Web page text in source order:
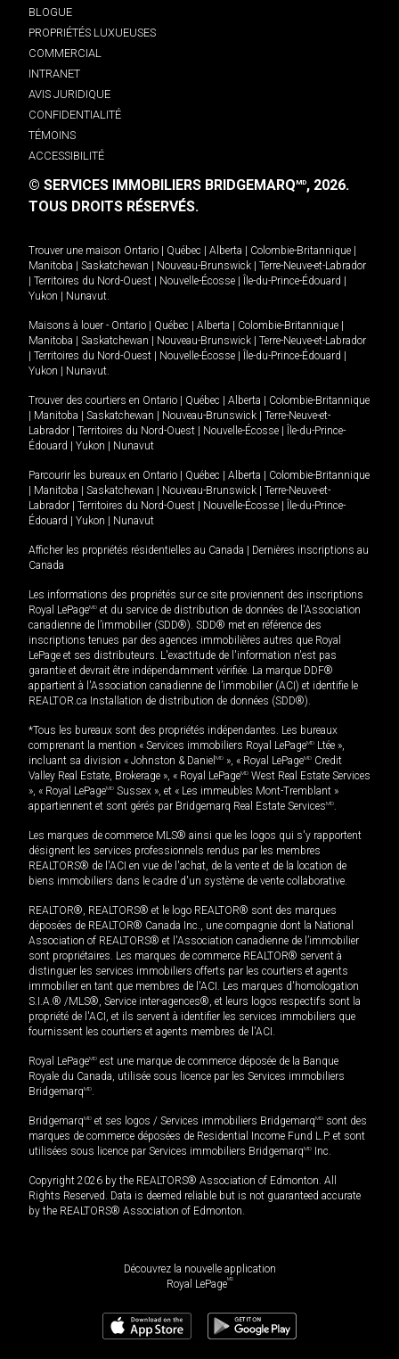
BLOGUE
PROPRIÉTÉS LUXUEUSES
COMMERCIAL
INTRANET
AVIS JURIDIQUE
CONFIDENTIALITÉ
TÉMOINS
ACCESSIBILITÉ
© SERVICES IMMOBILIERS BRIDGEMARQMD, 2026.
TOUS DROITS RÉSERVÉS.
Trouver une maison Ontario Québec Alberta Colombie-Britannique
Manitoba
Saskatchewan Nouveau-Brunswick
Terre-Neuve-et-Labrador
Territoires du Nord-Ouest Nouvelle-Écosse Île-du-Prince-Édouard
Yukon
Nunavut.
Maisons à louer - Ontario Québec Alberta Colombie-Britannique
Manitoba
Saskatchewan Nouveau-Brunswick
Terre-Neuve-et-Labrador
Territoires du Nord-Ouest Nouvelle-Écosse Île-du-Prince-Édouard
Yukon
Nunavut.
Trouver des courtiers en Ontario Québec Alberta
Colombie-Britannique
Manitoba Saskatchewan Nouveau-Brunswick
Terre-Neuve-et-
Labrador
Territoires du Nord-Ouest Nouvelle-Écosse
Île-du-Prince-
Édouard
Yukon Nunavut
Parcourir les bureaux en Ontario Québec Alberta
Colombie-Britannique
Manitoba Saskatchewan Nouveau-Brunswick
Terre-Neuve-et-
Labrador
Territoires du Nord-Ouest Nouvelle-Écosse
Île-du-Prince-
Édouard
Yukon Nunavut
Afficher les propriétés résidentielles au Canada
Dernières inscriptions au
Canada
Les informations des propriétés sur ce site proviennent des inscriptions
Royal LePageMD et du service de distribution de données de l'Association
canadienne de l’immobilier (SDD®). SDD® met en référence des
inscriptions tenues par des agences immobilières autres que Royal
LePage et ses distributeurs. L'exactitude de l'information n'est pas
garantie et devrait être indépendamment vérifiée. La marque DDF®
appartient à l'Association canadienne de l’immobilier (ACI) et identifie le
REALTOR.ca Installation de distribution de données (SDD®).
*Tous les bureaux sont des propriétés indépendantes. Les bureaux
comprenant la mention « Services immobiliers Royal LePageMD Ltée »,
incluant sa division « Johnston & Daniel MD », « Royal LePageMD Credit
Valley Real Estate, Brokerage », « Royal LePageMD West Real Estate Services
», « Royal LePageMD Sussex », et « Les immeubles Mont-Tremblant »
appartiennent et sont gérés par Bridgemarq Real Estate ServicesMD.
Les marques de commerce MLS® ainsi que les logos qui s'y rapportent
désignent les services professionnels rendus par les membres
REALTORS® de l'ACI en vue de l'achat, de la vente et de la location de
biens immobiliers dans le cadre d'un système de vente collaborative.
REALTOR®, REALTORS® et le logo REALTOR® sont des marques
déposées de REALTOR® Canada Inc., une compagnie dont la National
Association of REALTORS® et l'Association canadienne de l’immobilier
sont propriétaires. Les marques de commerce REALTOR® servent à
distinguer les services immobiliers offerts par les courtiers et agents
immobilier en tant que membres de l'ACI. Les marques d'homologation
S.I.A.® /MLS®, Service inter-agences®, et leurs logos respectifs sont la
propriété de l'ACI, et ils servent à identifier les services immobiliers que
fournissent les courtiers et agents membres de l'ACI.
Royal LePageMD est une marque de commerce déposée de la Banque
Royale du Canada, utilisée sous licence par les Services immobiliers
BridgemarqMD.
BridgemarqMD et ses logos / Services immobiliers BridgemarqMD sont des
marques de commerce déposées de Residential Income Fund L.P. et sont
utilisées sous licence par Services immobiliers BridgemarqMD Inc.
Copyright 2026 by the REALTORS® Association of Edmonton. All
Rights Reserved. Data is deemed reliable but is not guaranteed accurate
by the REALTORS® Association of Edmonton.
Découvrez la nouvelle application
Royal LePageMD